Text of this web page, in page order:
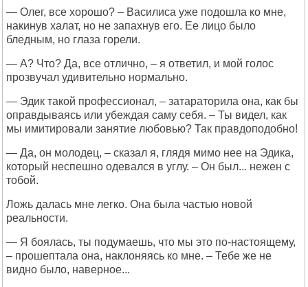
— Олег, все хорошо? – Василиса уже подошла ко мне,
накинув халат, но не запахнув его. Ее лицо было
бледным, но глаза горели.
— А? Что? Да, все отлично, – я ответил, и мой голос
прозвучал удивительно нормально.
— Эдик такой профессионал, – затараторила она, как бы
оправдываясь или убеждая саму себя. – Ты видел, как
мы имитировали занятие любовью? Так правдоподобно!
— Да, он молодец, – сказал я, глядя мимо нее на Эдика,
который неспешно одевался в углу. – Он был... нежен с
тобой.
Ложь далась мне легко. Она была частью новой
реальности.
— Я боялась, ты подумаешь, что мы это по-настоящему,
– прошептала она, наклоняясь ко мне. – Тебе же не
видно было, наверное...